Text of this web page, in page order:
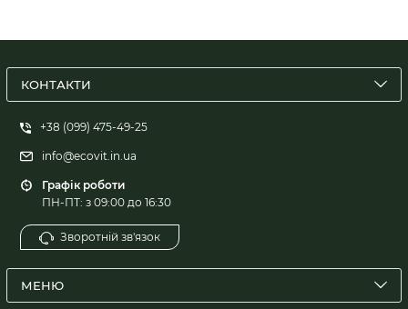
КОНТАКТИ
+38 (099) 475-49-25
info@ecovit.in.ua
Графік роботи
ПН-ПТ: з 09:00 до 16:30
Зворотній зв'язок
МЕНЮ